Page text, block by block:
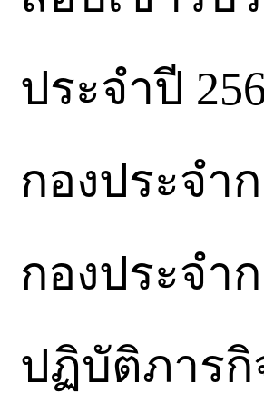
ประจำปี
กองประจำ
กองประจำ
ปฏิบัติภาร